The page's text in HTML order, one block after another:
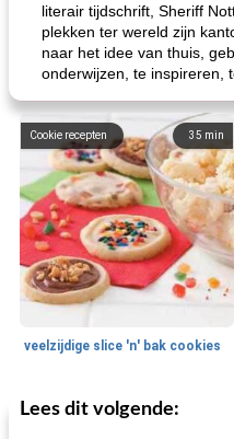
literair tijdschrift, Sheriff
plekken ter wereld zijn
naar het idee van thuis,
onderwijzen, te inspireren,
35 min
Cookie recepten
veelzijdige slice 'n' bak cookies
Zeevruchten
Lees dit volgende: